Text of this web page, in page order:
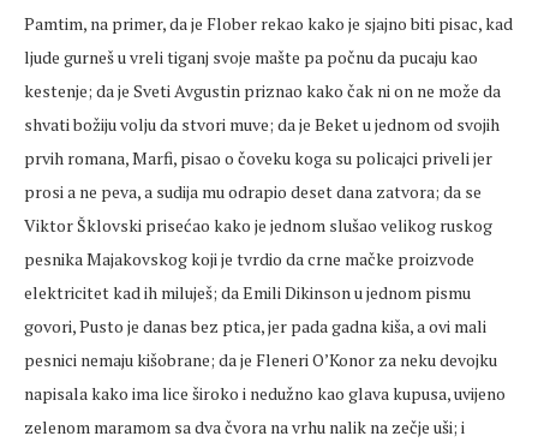
Pamtim, na primer, da je Flober rekao kako je sjajno biti pisac, kad
ljude gurneš u vreli tiganj svoje mašte pa počnu da pucaju kao
kestenje; da je Sveti Avgustin priznao kako čak ni on ne može da
shvati božiju volju da stvori muve; da je Beket u jednom od svojih
prvih romana, Marfi, pisao o čoveku koga su policajci priveli jer
prosi a ne peva, a sudija mu odrapio deset dana zatvora; da se
Viktor Šklovski prisećao kako je jednom slušao velikog ruskog
pesnika Majakovskog koji je tvrdio da crne mačke proizvode
elektricitet kad ih miluješ; da Emili Dikinson u jednom pismu
govori, Pusto je danas bez ptica, jer pada gadna kiša, a ovi mali
pesnici nemaju kišobrane; da je Fleneri O’Konor za neku devojku
napisala kako ima lice široko i nedužno kao glava kupusa, uvijeno
zelenom maramom sa dva čvora na vrhu nalik na zečje uši; i